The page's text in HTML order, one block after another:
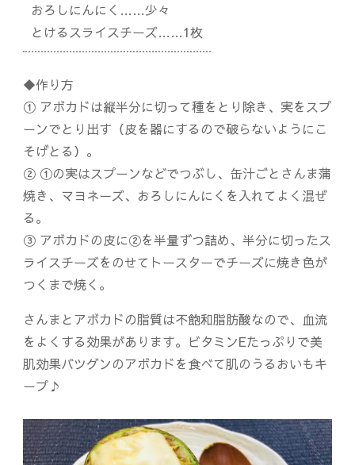
おろしにんにく……少々
とけるスライスチーズ……1枚
◆作り方
① アボカドは縦半分に切って種をとり除き、実をスプ
ーンでとり出す（皮を器にするので破らないようにこ
そげとる）。
② ①の実はスプーンなどでつぶし、缶汁ごとさんま蒲
焼き、マヨネーズ、おろしにんにくを入れてよく混ぜ
る。
③ アボカドの皮に②を半量ずつ詰め、半分に切ったス
ライスチーズをのせてトースターでチーズに焼き色が
つくまで焼く。
さんまとアボカドの脂質は不飽和脂肪酸なので、血流
をよくする効果があります。ビタミンEたっぷりで美
肌効果バツグンのアボカドを食べて肌のうるおいもキ
ープ♪